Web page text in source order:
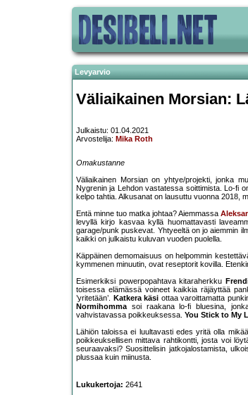
Levyarvio
Väliaikainen Morsian:
Julkaistu: 01.04.2021
Arvostelija: Mika Roth
Omakustanne
Väliaikainen Morsian on yhtye/projekti, jonka
Nygrenin ja Lehdon vastatessa soittimista. Lo-fi
kelpo tahtia. Alkusanat on lausuttu vuonna 2018,
Entä minne tuo matka johtaa? Aiemmassa
levyllä kirjo kasvaa kyllä huomattavasti
garage/punk puskevat. Yhtyeeltä on jo aiemmin
kaikki on julkaistu kuluvan vuoden puolella.
Käppäinen demomaisuus on helpommin
kymmenen minuutin, ovat reseptorit kovilla.
Esimerkiksi powerpopahtava kitaraherkku
toisessa elämässä voineet kaikkia räjäyttää
’yritetään’. Katkera käsi ottaa varoittamatta
Normihommasoi raakana lo-fi bluesina,
vahvistavassa poikkeuksessa. You Stick to My
Lähiön taloissa ei luultavasti edes yritä olla
poikkeuksellisen mittava rahtikontti, josta voi
seuraavaksi? Suosittelisin jatkojalostamista,
plussaa kuin miinusta.
Lukukertoja: 2641